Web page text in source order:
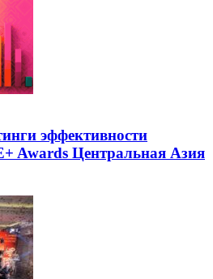
эффективности
Awards Центральная Азия